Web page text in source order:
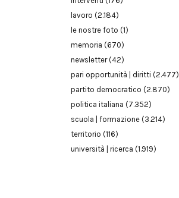
lavoro (2.184)
le nostre foto (1)
memoria (670)
newsletter(42)
pari opportunità | diritti (2.477)
partito democratico (2.870)
politica italiana (7.352)
scuola | formazione (3.214)
territorio (116)
università | ricerca (1.919)